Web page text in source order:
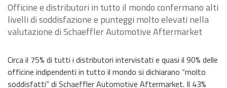
Officine e distributori in tutto il mondo confermano alti
livelli di soddisfazione e punteggi molto elevati nella
valutazione di Schaeffler Automotive Aftermarket
Circa il 75% di tutti i distributori intervistati e quasi il 90% delle
officine indipendenti in tutto il mondo si dichiarano “molto
soddisfatti” di Schaeffler Automotive Aftermarket. Il 43%